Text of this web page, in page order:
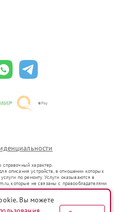
характер.
описания устройств, в отношении которых
по ремонту. Услуги оказываются в
которые не связаны с правообладателями
в гражданский оборот в соответствии
индивидуализации услуг или введения
Вы можете